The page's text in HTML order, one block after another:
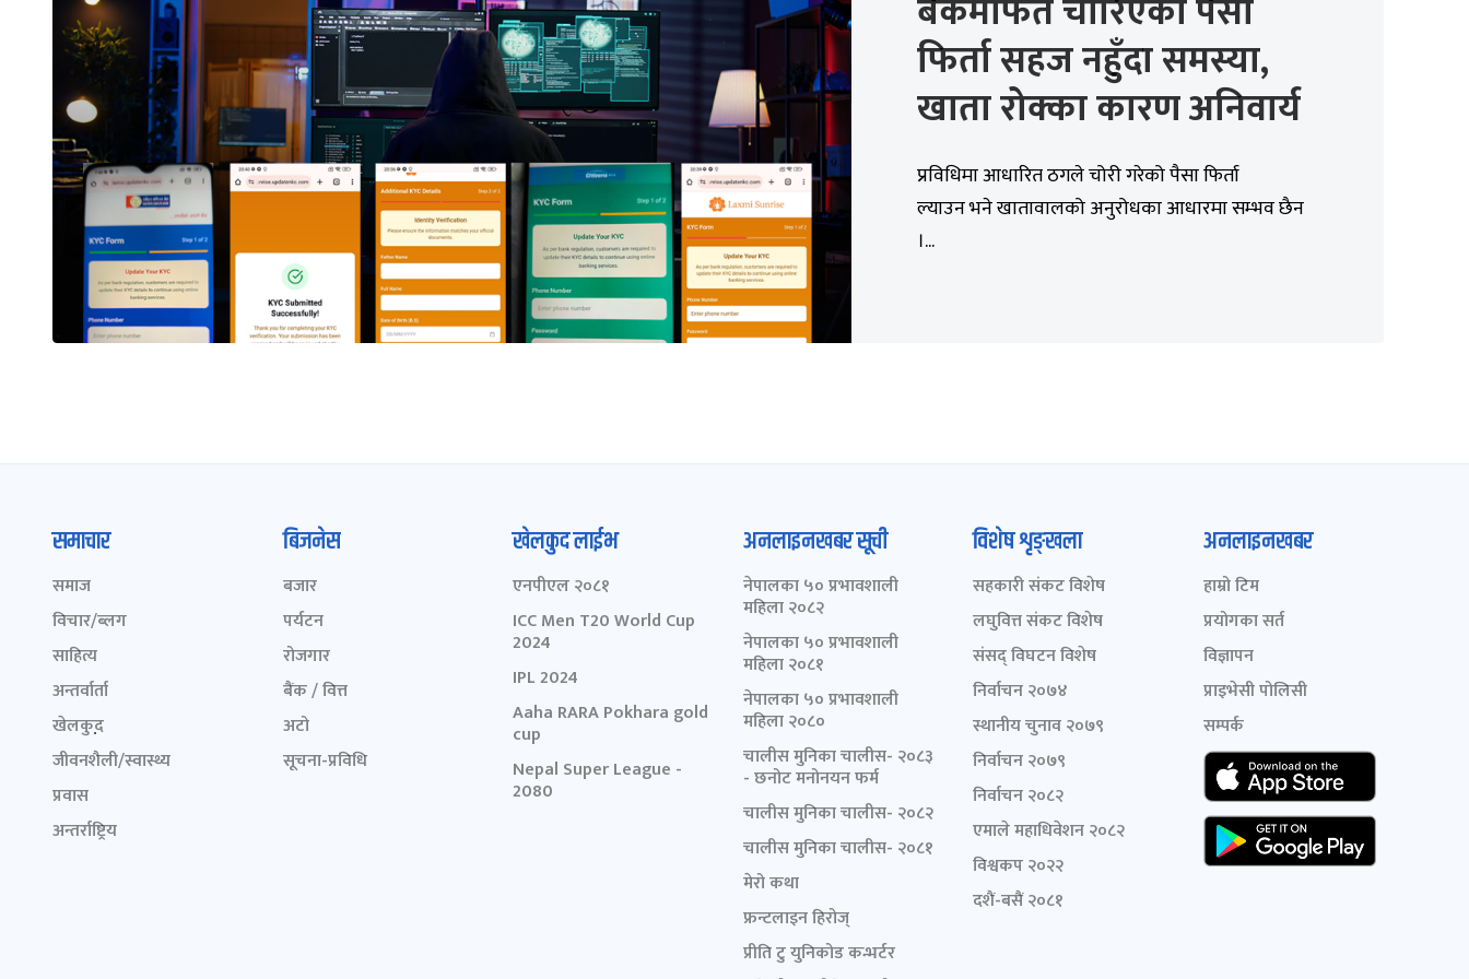
बैंकमार्फत चोरिएको पैसा
फिर्ता सहज नहुँदा समस्या,
खाता रोक्का कारण अनिवार्य
प्रविधिमा आधारित ठगले चोरी गरेको पैसा फिर्ता
ल्याउन भने खातावालको अनुरोधका आधारमा सम्भव छैन
।...
समाचार
समाज
विचार/ब्लग
साहित्य
अन्तर्वार्ता
खेलकुद़़
जीवनशैली/स्वास्थ्य
प्रवास
अन्तर्राष्ट्रिय
बिजनेस
बजार
पर्यटन
रोजगार
बैंक / वित्त
अटो
सूचना-प्रविधि
खेलकुद लाईभ
एनपीएल २०८१
ICC Men T20 World Cup
2024
IPL 2024
Aaha RARA Pokhara gold
cup
Nepal Super League -
2080
अनलाइनखबर सूची
नेपालका ५० प्रभावशाली
महिला २०८२
नेपालका ५० प्रभावशाली
महिला २०८१
नेपालका ५० प्रभावशाली
महिला २०८०
चालीस मुनिका चालीस- २०८३
- छनोट मनोनयन फर्म
चालीस मुनिका चालीस- २०८२
चालीस मुनिका चालीस- २०८१
मेरो कथा
फ्रन्टलाइन हिरोज्
प्रीति टु युनिकोड कन्भर्टर
विशेष शृङ्खला
सहकारी संकट विशेष
लघुवित्त संकट विशेष
संसद् विघटन विशेष
निर्वाचन २०७४
स्थानीय चुनाव २०७९
निर्वाचन २०७९
निर्वाचन २०८२
एमाले महाधिवेशन २०८२
विश्वकप २०२२
दशैं-बसैं २०८१
अनलाइनखबर
हाम्रो टिम
प्रयोगका सर्त
विज्ञापन
प्राइभेसी पोलिसी
सम्पर्क